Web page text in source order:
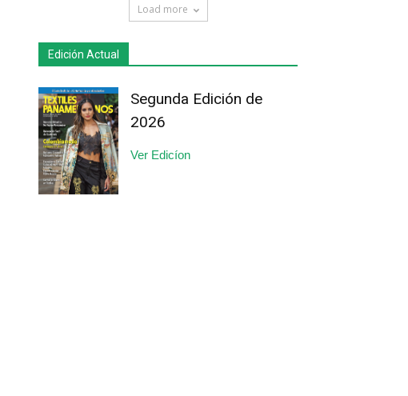
Load more
Edición Actual
Segunda Edición de
2026
Ver Edicíon